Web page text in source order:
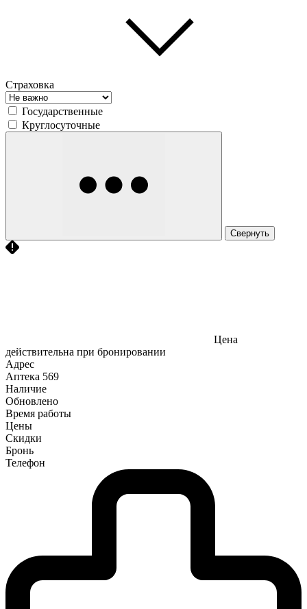
Страховка
Государственные
Круглосуточные
Свернуть
Цена
действительна при бронировании
Адрес
Аптека 569
Наличие
Обновлено
Время работы
Цены
Скидки
Бронь
Телефон